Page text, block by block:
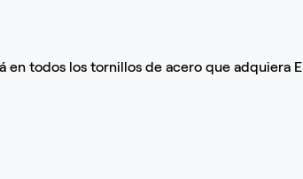
en todos los tornillos de acero que adquiera